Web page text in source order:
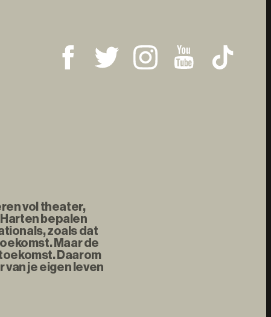
vol theater,
bepalen
zoals dat
Maar de
Daarom
je eigen leven